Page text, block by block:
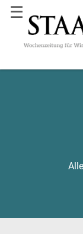
☰